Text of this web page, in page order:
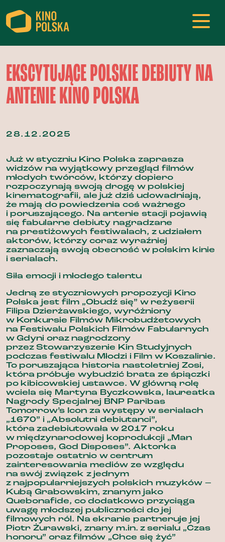
EKSCYTUJĄCE POLSKIE DEBIUTY NA
ANTENIE KINO POLSKA
28.12.2025
Już w styczniu Kino Polska zaprasza
widzów na wyjątkowy przegląd filmów
młodych twórców, którzy dopiero
rozpoczynają swoją drogę w polskiej
kinematografii, ale już dziś udowadniają,
że mają do powiedzenia coś ważnego
i poruszającego. Na antenie stacji pojawią
się fabularne debiuty nagradzane
na prestiżowych festiwalach, z udziałem
aktorów, którzy coraz wyraźniej
zaznaczają swoją obecność w polskim kinie
i serialach.
Siła emocji i młodego talentu
Jedną ze styczniowych propozycji Kino
Polska jest film „Obudź się” w reżyserii
Filipa Dzierżawskiego, wyróżniony
w Konkursie Filmów Mikrobudżetowych
na Festiwalu Polskich Filmów Fabularnych
w Gdyni oraz nagrodzony
przez Stowarzyszenie Kin Studyjnych
podczas festiwalu Młodzi i Film w Koszalinie.
To poruszająca historia nastoletniej Zosi,
która próbuje wybudzić brata ze śpiączki
po kibicowskiej ustawce. W główną rolę
wciela się Martyna Byczkowska, laureatka
Nagrody Specjalnej BNP Paribas
Tomorrow’s Icon za występy w serialach
„1670” i „Absolutni debiutanci”,
która zadebiutowała w 2017 roku
w międzynarodowej koprodukcji „Man
Proposes, God Disposes”. Aktorka
pozostaje ostatnio w centrum
zainteresowania mediów ze względu
na swój związek z jednym
z najpopularniejszych polskich muzyków –
Kubą Grabowskim, znanym jako
Quebonafide, co dodatkowo przyciąga
uwagę młodszej publiczności do jej
filmowych ról. Na ekranie partneruje jej
Piotr Żurawski, znany m.in. z serialu „Czas
honoru” oraz filmów „Chce się żyć”